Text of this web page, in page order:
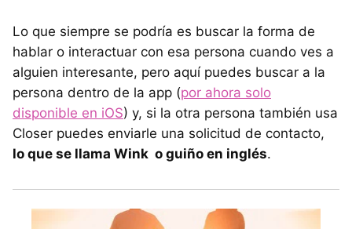
Lo que siempre se podría es buscar la forma de
hablar o interactuar con esa persona cuando ves a
alguien interesante, pero aquí puedes buscar a la
persona dentro de la app (por ahora solo
disponible en iOS) y, si la otra persona también usa
Closer puedes enviarle una solicitud de contacto,
lo que se llama Wink o guiño en inglés.